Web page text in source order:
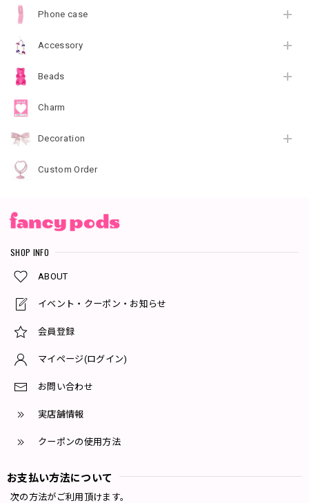
Phone case
Accessory
Beads
Charm
Decoration
Custom Order
SHOP INFO
ABOUT
イベント・クーポン・お知らせ
会員登録
マイページ(ログイン)
お問い合わせ
実店舗情報
クーポンの使用方法
お支払い方法について
次の方法がご利用頂けます。